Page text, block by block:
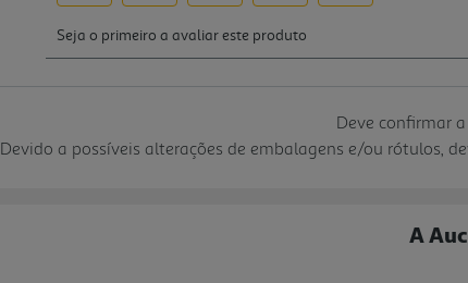
Deve confirmar
Devido a possíveis alterações de embalagens e/ou rótulos,
A